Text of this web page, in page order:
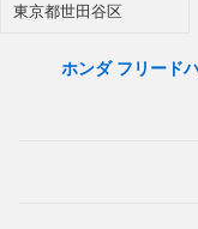
東京都世田谷区
ホンダ フリード